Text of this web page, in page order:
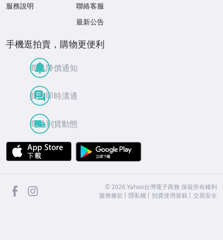
服務說明
聯絡客服
最新公告
手機逛拍賣，購物更便利
商品降價通知
買賣即時溝通
商品到貨動態
APP Store
facebook ©2026 Yahoo台灣電子商務 保留所有權利
服務條款
隱私權 拍賣使用規範 交易安全